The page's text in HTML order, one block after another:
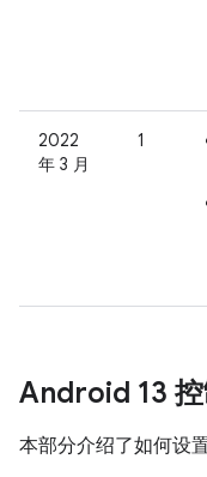
2022
年 3 月
1
Android 13
本部分介绍了如何设